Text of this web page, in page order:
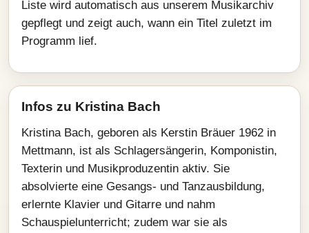
Liste wird automatisch aus unserem Musikarchiv
gepflegt und zeigt auch, wann ein Titel zuletzt im
Programm lief.
Infos zu Kristina Bach
Kristina Bach, geboren als Kerstin Bräuer 1962 in
Mettmann, ist als Schlagersängerin, Komponistin,
Texterin und Musikproduzentin aktiv. Sie
absolvierte eine Gesangs‑ und Tanzausbildung,
erlernte Klavier und Gitarre und nahm
Schauspielunterricht; zudem war sie als